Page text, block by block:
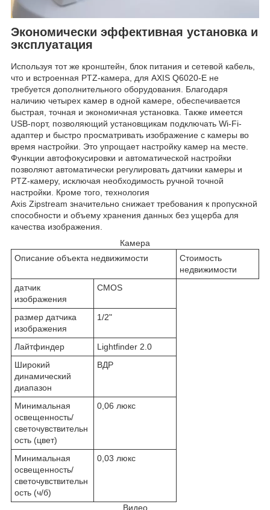
Экономически эффективная установка и
эксплуатация
Используя тот же кронштейн, блок питания и сетевой кабель,
что и встроенная PTZ-камера, для AXIS Q6020-E не
требуется дополнительного оборудования. Благодаря
наличию четырех камер в одной камере, обеспечивается
быстрая, точная и экономичная установка. Также имеется
USB-порт, позволяющий установщикам подключать Wi-Fi-
адаптер и быстро просматривать изображение с камеры во
время настройки. Это упрощает настройку камер на месте.
Функции автофокусировки и автоматической настройки
позволяют автоматически регулировать датчики камеры и
PTZ-камеру, исключая необходимость ручной точной
настройки. Кроме того, технология
Axis Zipstream значительно снижает требования к пропускной
способности и объему хранения данных без ущерба для
качества изображения.
Камера
Описание объекта недвижимости
Стоимость
недвижимости
датчик
изображения
CMOS
размер датчика
изображения
1/2"
Лайтфиндер
Lightfinder 2.0
Широкий
динамический
диапазон
ВДР
Минимальная
освещенность/
светочувствительн
ость (цвет)
0,06 люкс
Минимальная
освещенность/
светочувствительн
ость (ч/б)
0,03 люкс
Видео